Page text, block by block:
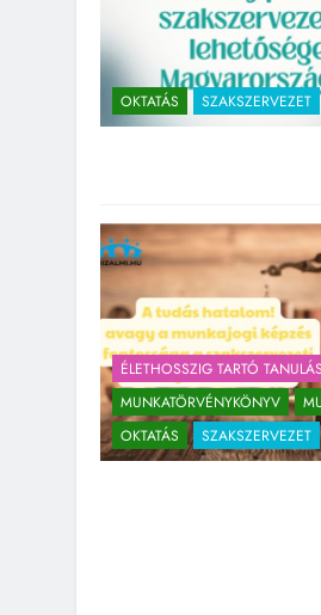
OKTATÁS SZAKSZERVEZET
ÉLETHOSSZIG TARTÓ TANULÁS
MUNKATÖRVÉNYKÖNYV
OKTATÁS
SZAKSZERVEZET